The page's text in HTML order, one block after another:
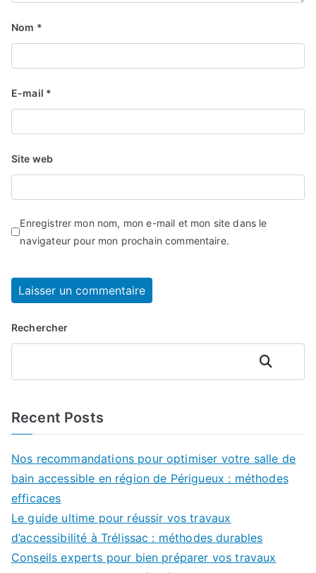
Nom *
E-mail *
Site web
Enregistrer mon nom, mon e-mail et mon site dans le
navigateur pour mon prochain commentaire.
Rechercher
Rechercher
Recent Posts
Nos recommandations pour optimiser votre salle de
bain accessible en région de Périgueux : méthodes
efficaces
Le guide ultime pour réussir vos travaux
d’accessibilité à Trélissac : méthodes durables
Conseils experts pour bien préparer vos travaux